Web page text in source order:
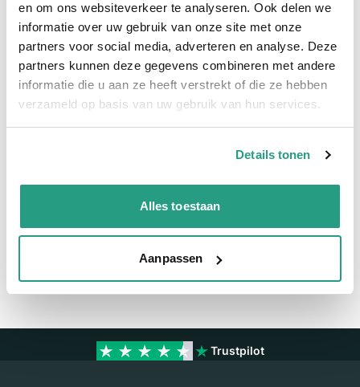
en om ons websiteverkeer te analyseren. Ook delen we
informatie over uw gebruik van onze site met onze
partners voor social media, adverteren en analyse. Deze
partners kunnen deze gegevens combineren met andere
informatie die u aan ze heeft verstrekt of die ze hebben
verzameld op basis van uw gebruik van hun services.
Details tonen
Alles toestaan
Aanpassen
Snel naar
Meer informatie
Meer informatie
Maatvoering koppeling 32mm
Vragen? Neem dan nu contact op
We zijn beschikbaar van ma t/m vr van 08:00 tot 17:00 uur.
Trustpilot